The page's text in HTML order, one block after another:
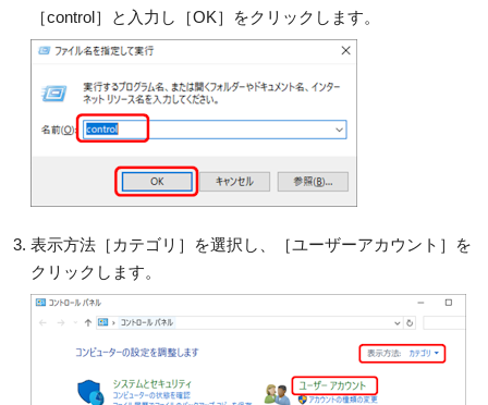
［control］と入力し［OK］をクリックします。
表示方法［カテゴリ］を選択し、［ユーザーアカウント］を
クリックします。